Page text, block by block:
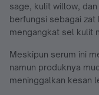
sage, kulit willow,
berfungsi sebagai zat
mengangkat sel kulit
Meskipun serum ini
namun produknya
meninggalkan kesan